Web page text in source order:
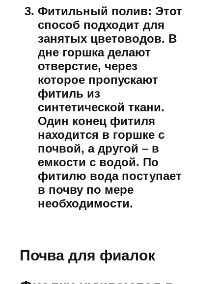
Фитильный полив: Этот
способ подходит для
занятых цветоводов. В
дне горшка делают
отверстие, через
которое пропускают
фитиль из
синтетической ткани.
Один конец фитиля
находится в горшке с
почвой, а другой – в
емкости с водой. По
фитилю вода поступает
в почву по мере
необходимости.
Почва для фиалок